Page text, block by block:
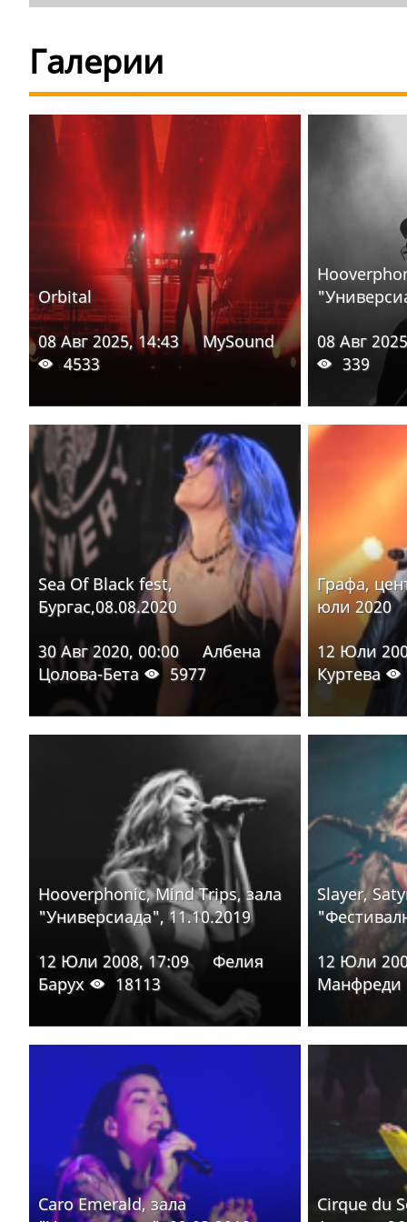
Галерии
Orbital
08 Авг 2025, 14:43
MySound
4533
08 Авг
339
Sea Of Black fest,
Бургас,08.08.2020
30 Авг 2020, 00:00
Албена
Цолова-Бета
5977
Графа,
юли 2020
12 Юли
Куртева
Hooverphonic, Mind Trips, зала
"Универсиада", 11.10.2019
12 Юли 2008, 17:09
Фелия
Барух
18113
Slayer,
12 Юли
Манфреди
Caro Emerald, зала
Cirque du